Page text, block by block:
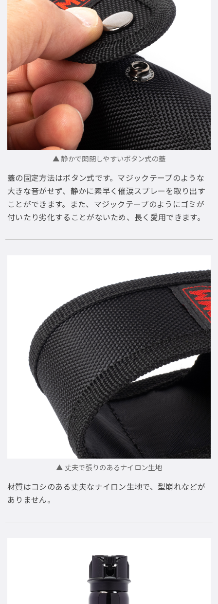
▲ 静かで開閉しやすいボタン式の蓋
蓋の固定方法はボタン式です。マジックテープのような
大きな音がせず、静かに素早く催涙スプレーを取り出す
ことができます。また、マジックテープのようにゴミが
付いたり劣化することがないため、長く愛用できます。
▲ 丈夫で張りのあるナイロン生地
材質はコシのある丈夫なナイロン生地で、型崩れなどが
ありません。